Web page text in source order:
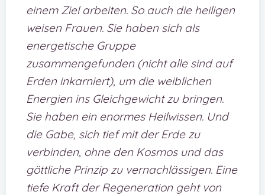
einem Ziel arbeiten. So auch die heiligen
weisen Frauen. Sie haben sich als
energetische Gruppe
zusammengefunden (nicht alle sind auf
Erden inkarniert), um die weiblichen
Energien ins Gleichgewicht zu bringen.
Sie haben ein enormes Heilwissen. Und
die Gabe, sich tief mit der Erde zu
verbinden, ohne den Kosmos und das
göttliche Prinzip zu vernachlässigen. Eine
tiefe Kraft der Regeneration geht von